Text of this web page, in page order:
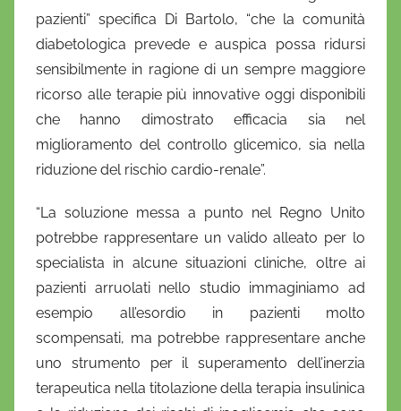
pazienti” specifica Di Bartolo, “che la comunità
diabetologica prevede e auspica possa ridursi
sensibilmente in ragione di un sempre maggiore
ricorso alle terapie più innovative oggi disponibili
che hanno dimostrato efficacia sia nel
miglioramento del controllo glicemico, sia nella
riduzione del rischio cardio-renale”.
“La soluzione messa a punto nel Regno Unito
potrebbe rappresentare un valido alleato per lo
specialista in alcune situazioni cliniche, oltre ai
pazienti arruolati nello studio immaginiamo ad
esempio all’esordio in pazienti molto
scompensati, ma potrebbe rappresentare anche
uno strumento per il superamento dell’inerzia
terapeutica nella titolazione della terapia insulinica